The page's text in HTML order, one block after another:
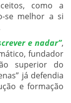
como a
se melhor a si
e nadar”,
fundador
superior do
já defendia
e formação